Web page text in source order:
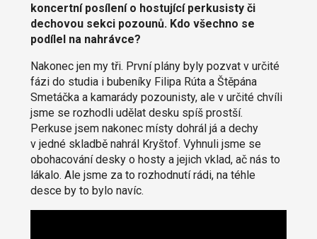
koncertní posílení o hostující perkusisty či
dechovou sekci pozounů. Kdo všechno se
podílel na nahrávce?
Nakonec jen my tři. První plány byly pozvat v určité
fázi do studia i bubeníky Filipa Rúta a Štěpána
Smetáčka a kamarády pozounisty, ale v určité chvíli
jsme se rozhodli udělat desku spíš prostší.
Perkuse jsem nakonec místy dohrál já a dechy
v jedné skladbě nahrál Kryštof. Vyhnuli jsme se
obohacování desky o hosty a jejich vklad, ač nás to
lákalo. Ale jsme za to rozhodnutí rádi, na téhle
desce by to bylo navíc.